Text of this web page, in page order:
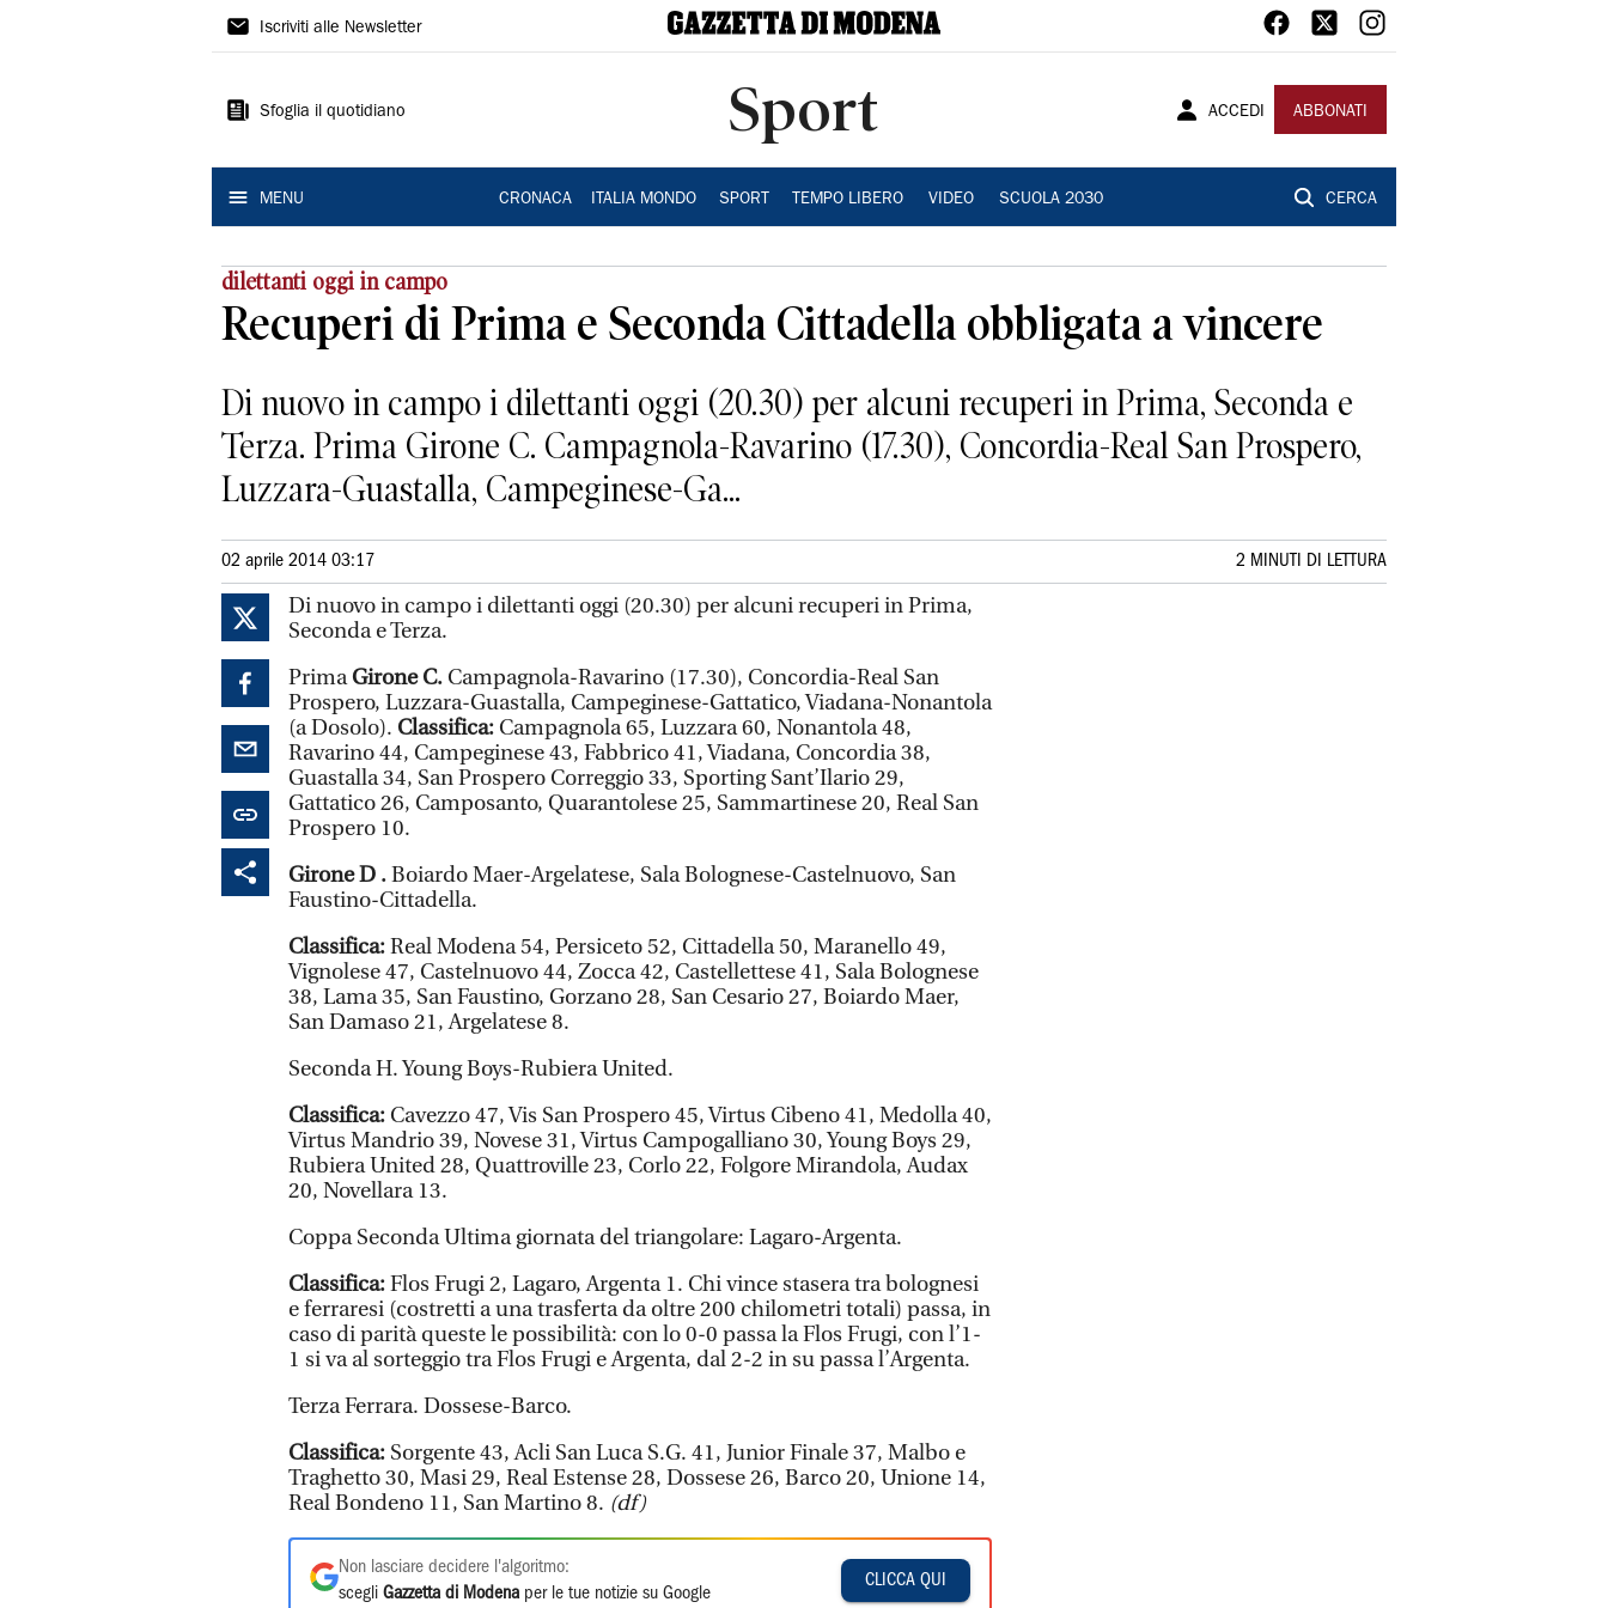
Gazzetta
Modena
Iscriviti alle Newsletter
Sfoglia il quotidiano Sport ACCEDI ABBONATI
MENU CRONACA ITALIA MONDO SPORT TEMPO LIBERO VIDEO SCUOLA 2030 CERCA
dilettanti oggi in campo
Recuperi di Prima e Seconda Cittadella obbligata a vincere
Di nuovo in campo i dilettanti oggi (20.30) per alcuni recuperi in Prima, Seconda e
Terza. Prima Girone C. Campagnola-Ravarino (17.30), Concordia-Real San Prospero,
Luzzara-Guastalla, Campeginese-Ga...
02 aprile 2014 03:17 2 MINUTI DI LETTURA
Di nuovo in campo i dilettanti oggi (20.30) per alcuni recuperi in Prima,
Seconda e Terza.
PrimaGirone C. Campagnola-Ravarino (17.30), Concordia-Real San
Prospero, Luzzara-Guastalla, Campeginese-Gattatico, Viadana-Nonantola
(a Dosolo). Classifica: Campagnola 65, Luzzara 60, Nonantola 48,
Ravarino 44, Campeginese 43, Fabbrico 41, Viadana, Concordia 38,
Guastalla 34, San Prospero Correggio 33, Sporting Sant’Ilario 29,
Gattatico 26, Camposanto, Quarantolese 25, Sammartinese 20, Real San
Prospero 10.
Girone D .Boiardo Maer-Argelatese, Sala Bolognese-Castelnuovo, San
Faustino-Cittadella.
Classifica:Real Modena 54, Persiceto 52, Cittadella 50, Maranello 49,
Vignolese 47, Castelnuovo 44, Zocca 42, Castellettese 41, Sala Bolognese
38, Lama 35, San Faustino, Gorzano 28, San Cesario 27, Boiardo Maer,
San Damaso 21, Argelatese 8.
Seconda H. Young Boys-Rubiera United.
Classifica: Cavezzo 47, Vis San Prospero 45, Virtus Cibeno 41, Medolla 40,
Virtus Mandrio 39, Novese 31, Virtus Campogalliano 30, Young Boys 29,
Rubiera United 28, Quattroville 23, Corlo 22, Folgore Mirandola, Audax
20, Novellara 13.
Coppa Seconda Ultima giornata del triangolare: Lagaro-Argenta.
Classifica:Flos Frugi 2, Lagaro, Argenta 1. Chi vince stasera tra bolognesi
e ferraresi (costretti a una trasferta da oltre 200 chilometri totali) passa, in
caso di parità queste le possibilità: con lo 0-0 passa la Flos Frugi, con l’1-
1 si va al sorteggio tra Flos Frugi e Argenta, dal 2-2 in su passa l’Argenta.
Terza Ferrara. Dossese-Barco.
Classifica: Sorgente 43, Acli San Luca S.G. 41, Junior Finale 37, Malbo e
Traghetto 30, Masi 29, Real Estense 28, Dossese 26, Barco 20, Unione 14,
Real Bondeno 11, San Martino 8. (df)
Non lasciare decidere l'algoritmo:
scegli Gazzetta di Modena per le tue notizie su Google
CLICCA QUI